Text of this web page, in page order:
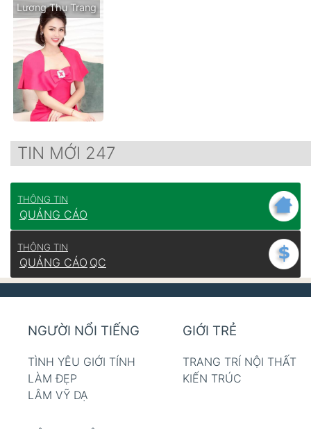
Lương Thu Trang
TIN MỚI 247
THÔNG TIN
QUẢNG CÁO
THÔNG TIN
QUẢNG CÁO QC
NGƯỜI NỔI TIẾNG
TÌNH YÊU GIỚI TÍNH
LÀM ĐẸP
LÂM VỸ DẠ
GIỚI TRẺ
TRANG TRÍ NỘI THẤT
KIẾN TRÚC